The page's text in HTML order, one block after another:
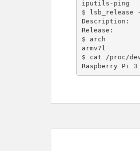
iputils-ping	3:20180629-2+deb10u2
$ lsb_release
Description:	Raspbian GNU/Linux 10 (buster)
Release:	10
$ arch
armv7l
$ cat /proc/
Raspberry Pi 3